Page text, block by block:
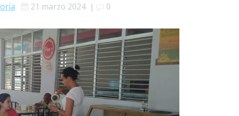
21 marzo 2024| 0